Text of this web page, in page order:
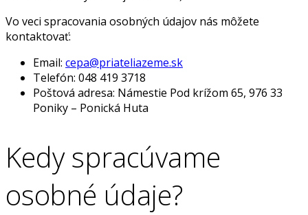
Vo veci spracovania osobných údajov nás môžete
kontaktovať:
Email: cepa@priateliazeme.sk
Telefón: 048 419 3718
Poštová adresa: Námestie Pod krížom 65, 976 33
Poniky – Ponická Huta
Kedy spracúvame
osobné údaje?